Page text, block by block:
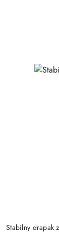
Stabilny drapak